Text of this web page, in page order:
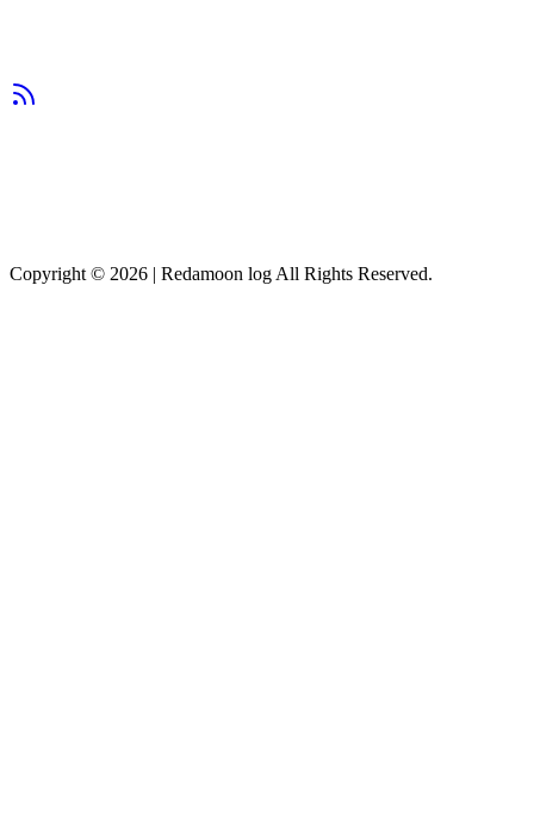
Copyright © 2026 | Redamoon log All Rights Reserved.